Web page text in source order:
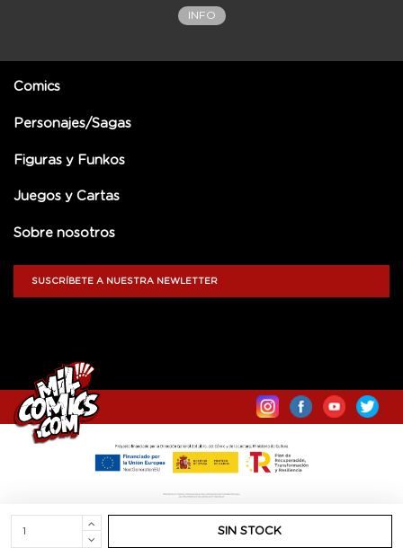
SIN STOCK
INFO
Comics
Personajes/Sagas
Figuras y Funkos
Juegos y Cartas
Sobre nosotros
SUSCRÍBETE A NUESTRA NEWLETTER